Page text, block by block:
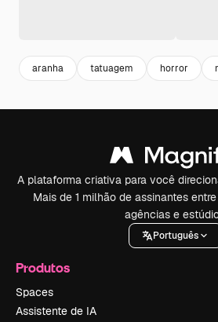
aranha tatuagem horror
A plataforma criativa para você
Mais de 1 milhão de assinantes
agências e
Português
Produtos
Spaces
Assistente de IA